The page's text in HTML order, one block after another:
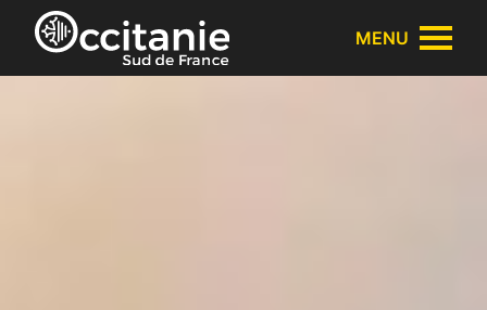
Panneau de gestion des cookies
MENU